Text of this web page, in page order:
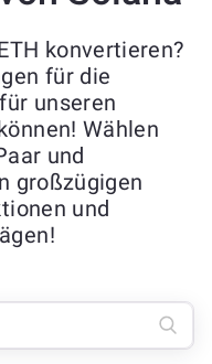
konvertieren?
für die
unseren
Wählen
und
großzügigen
und